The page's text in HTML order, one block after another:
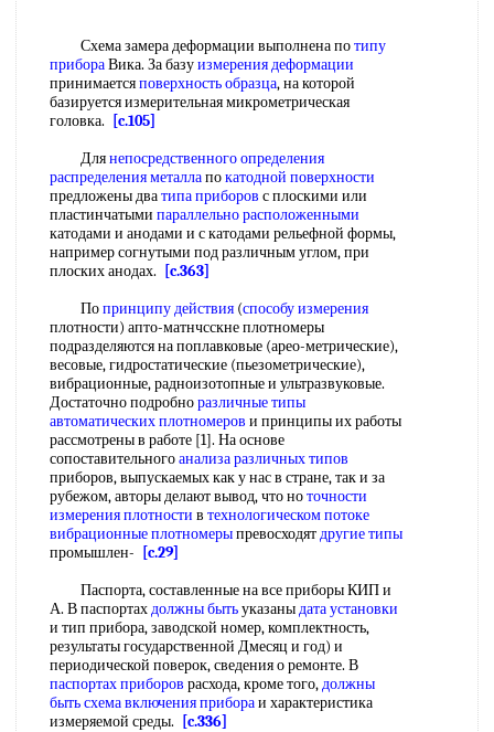
Схема замера деформации выполнена потипу
прибораВика. За базуизмерения деформации
принимаетсяповерхность образца, на которой
базируется измерительная микрометрическая
головка.
[c.105]
Длянепосредственного определения
распределения металлапокатодной поверхности
предложены дватипа приборов с плоскими или
пластинчатыми параллельно расположенными
катодами и анодами и с катодами рельефной формы,
например согнутыми под различным углом, при
плоских анодах.
[c.363]
Попринципу действия (способу измерения
плотности) апто-матнчсскне плотномеры
подразделяются на поплавковые (арео-метрические),
весовые, гидростатические (пьезометрические),
вибрационные, радноизотопные и ультразвуковые.
Достаточно подробноразличные типы
автоматических плотномеров и принципы их работы
рассмотрены в работе [1]. На основе
сопоставительногоанализа различных типов
приборов, выпускаемых как у нас в стране, так и за
рубежом, авторы делают вывод, что ноточности
измерения плотности в технологическом потоке
вибрационные плотномерыпревосходятдругие типы
промышлен-
[c.29]
Паспорта, составленные на все приборы КИП и
А. В паспортахдолжны бытьуказаныдата установки
и тип прибора, заводской номер, комплектность,
результаты государственной Дмесяц и год) и
периодической поверок, сведения о ремонте. В
паспортах приборов расхода, кроме того,должны
бытьсхема включения прибораи характеристика
измеряемой среды.
[c.336]